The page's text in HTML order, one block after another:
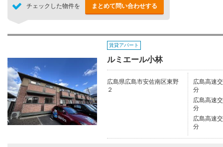
チェックした物件を まとめて問い合わせする
賃貸アパート
ルミエール小林
広島県広島市安佐南区東野
２
広島高速
分
広島高速
分
広島高速
分